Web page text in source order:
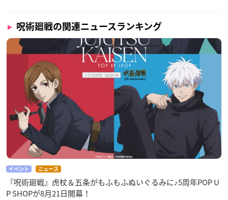
呪術廻戦の関連ニュースランキング
イベント ニュース
『呪術廻戦』虎杖＆五条がもふもふぬいぐるみに♪5周年POP U
P SHOPが8月21日開幕！